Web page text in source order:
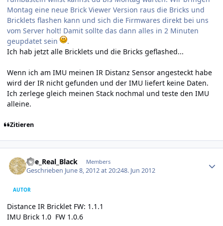
Montag eine neue Brick Viewer Version raus die Bricks und
Bricklets flashen kann und sich die Firmwares direkt bei uns
vom Server holt! Damit sollte das dann alles in 2 Minuten
geupdatet sein
.
Ich hab jetzt alle Bricklets und die Bricks geflashed...
Wenn ich am IMU meinen IR Distanz Sensor angesteckt habe
wird der IR nicht gefunden und der IMU liefert keine Daten.
Ich zerlege gleich meinen Stack nochmal und teste den IMU
alleine.
Zitieren
The_Real_Black Members
Geschrieben June 8, 2012 at 20:248. Jun 2012
AUTOR
Distance IR Bricklet FW: 1.1.1
IMU Brick 1.0 FW 1.0.6